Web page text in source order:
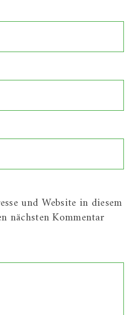
und Website in diesem
nächsten Kommentar